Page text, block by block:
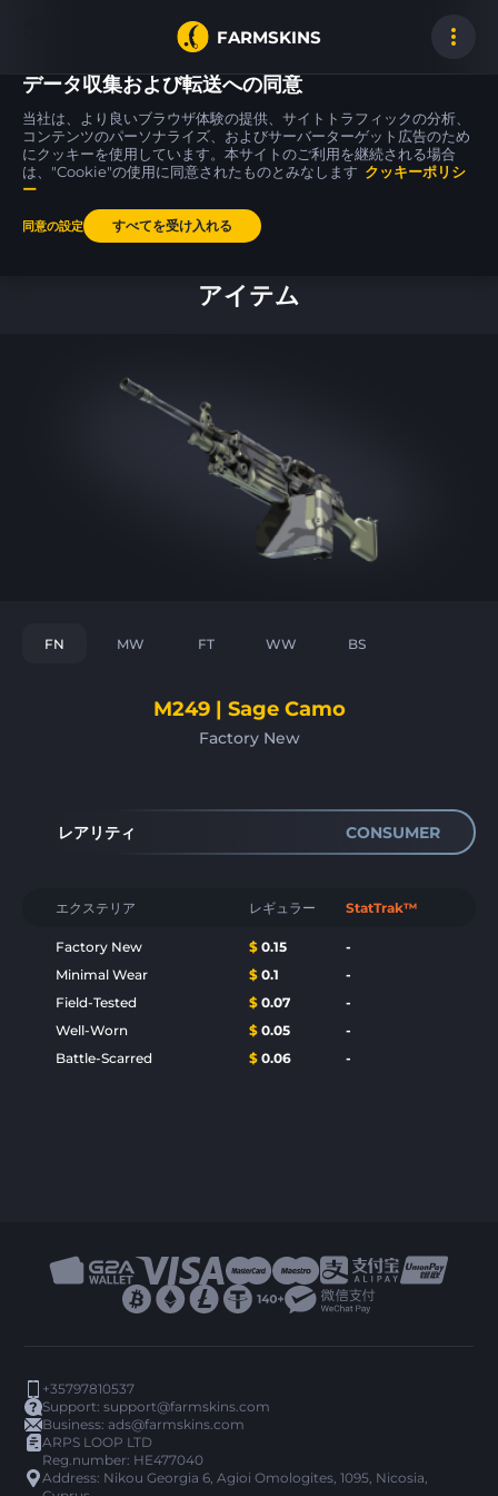
FARMSKINS
19
MAG-7
Foresight FN
USP-S
Flashback MW
USP-S
Flashback
ホーム
アイテム
FN MW FT WW BS
M249 | Sage Camo
Factory New
レアリティ CONSUMER
エクステリア レギュラー StatTrak™
Factory New $ 0.15
-
Minimal Wear
$ 0.1
-
Field-Tested
$ 0.07
-
Well-Worn
$ 0.05
-
Battle-Scarred
$ 0.06 -
+35797810537
Support:support@farmskins.com
Business:ads@farmskins.com
ARPS LOOP LTD
Reg.number: HE477040
Address: Nikou Georgia 6, Agioi Omologites, 1095, Nicosia,
データ収集および転送への同意
当社は、より良いブラウザ体験の提供、サイトトラフィックの分析、
コンテンツのパーソナライズ、およびサーバーターゲット広告のため
にクッキーを使用しています。本サイトのご利用を継続される場合
は、"Cookie"の使用に同意されたものとみなします クッキーポリシ
ー
同意の設定 すべてを受け入れる